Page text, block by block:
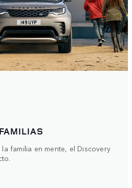
familia en mente, el Discovery